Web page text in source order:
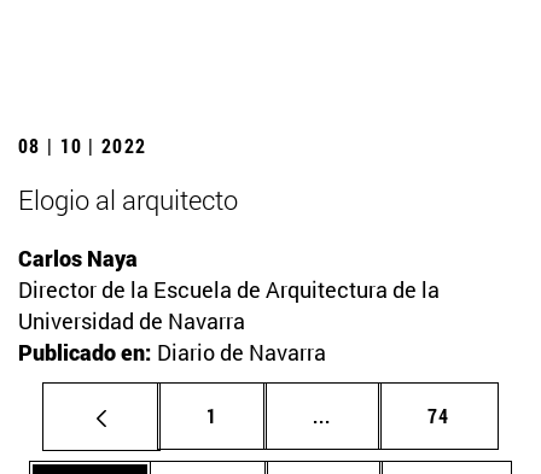
08 | 10 | 2022
Elogio al arquitecto
Carlos Naya
Director de la Escuela de Arquitectura de la
Universidad de Navarra
Publicado en: Diario de Navarra
Página
1 ... Páginas intermedias
Página
74